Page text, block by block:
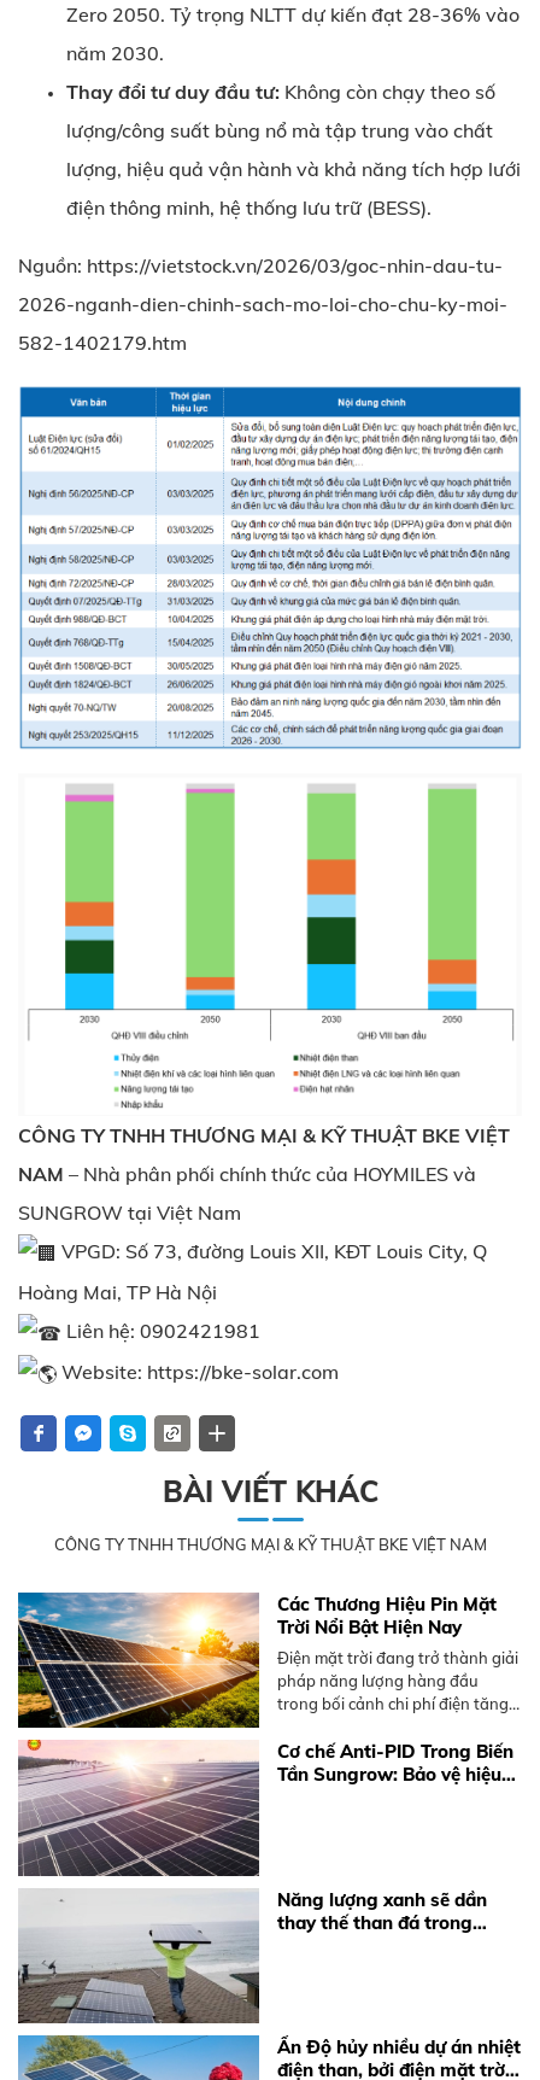
Zero 2050. Tỷ trọng NLTT dự kiến đạt 28-36% vào
năm 2030.
Thay đổi tư duy đầu tư: Không còn chạy theo số
lượng/công suất bùng nổ mà tập trung vào chất
lượng, hiệu quả vận hành và khả năng tích hợp lưới
điện thông minh, hệ thống lưu trữ (BESS).
Nguồn: https://vietstock.vn/2026/03/goc-nhin-dau-tu-
2026-nganh-dien-chinh-sach-mo-loi-cho-chu-ky-moi-
582-1402179.htm
CÔNG TY TNHH THƯƠNG MẠI & KỸ THUẬT BKE VIỆT
NAM – Nhà phân phối chính thức của HOYMILES và
SUNGROW tại Việt Nam
VPGD: Số 73, đường Louis XII, KĐT Louis City, Q
Hoàng Mai, TP Hà Nội
Liên hệ: 0902421981
Website: https://bke-solar.com
BÀI VIẾT KHÁC
CÔNG TY TNHH THƯƠNG MẠI & KỸ THUẬT BKE VIỆT NAM
Các Thương Hiệu Pin Mặt
Trời Nổi Bật Hiện Nay
Điện mặt trời đang trở thành giải
pháp năng lượng hàng đầu
trong bối cảnh chi phí điện tăng
lượng sạch ngày càng mạnh mẽ.
Tuy nhiên, để một hệ thống điện
Cơ chế Anti-PID Trong Biến
Tần Sungrow: Bảo vệ hiệu
Năng lượng xanh sẽ dần
thay thế than đá trong
Ấn Độ hủy nhiều dự án nhiệt
điện than, bởi điện mặt trời